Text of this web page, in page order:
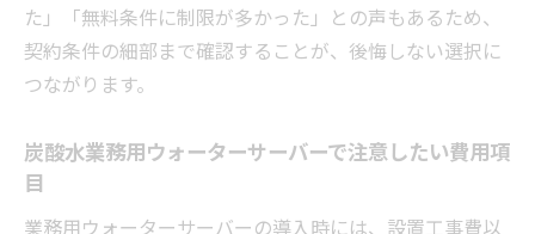
炭酸水業務用ウォーターサーバーで後悔し
ない判断材料
実際に損をしないための費用比較と注意点
把握する方法
た」「無料条件に制限が多かった」との声もあるため、
契約条件の細部まで確認することが、後悔しない選択に
つながります。
炭酸水業務用ウォーターサーバーで注意したい費用項
目
業務用ウォーターサーバーの導入時には、設置工事費以